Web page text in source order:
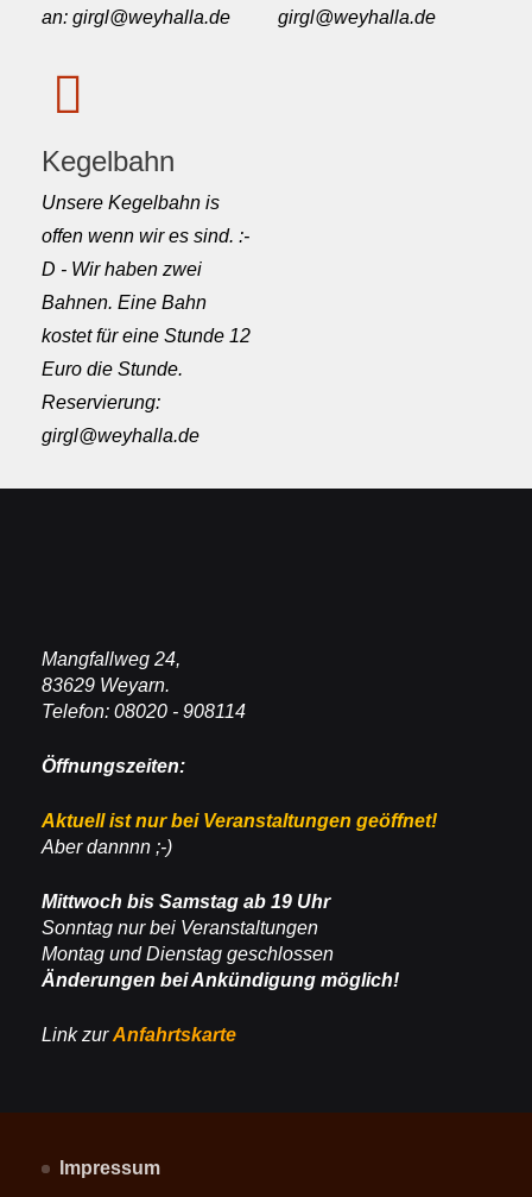
an: girgl@weyhalla.de
girgl@weyhalla.de
Kegelbahn
Unsere Kegelbahn is
offen wenn wir es sind. :-
D - Wir haben zwei
Bahnen. Eine Bahn
kostet für eine Stunde 12
Euro die Stunde.
Reservierung:
girgl@weyhalla.de
Mangfallweg 24,
83629 Weyarn.
Telefon: 08020 - 908114
Öffnungszeiten:
Aktuell ist nur bei Veranstaltungen geöffnet!
Aber dannnn ;-)
Mittwoch bis Samstag ab 19 Uhr
Sonntag nur bei Veranstaltungen
Montag und Dienstag geschlossen
Änderungen bei Ankündigung möglich!
Link zurAnfahrtskarte
Impressum